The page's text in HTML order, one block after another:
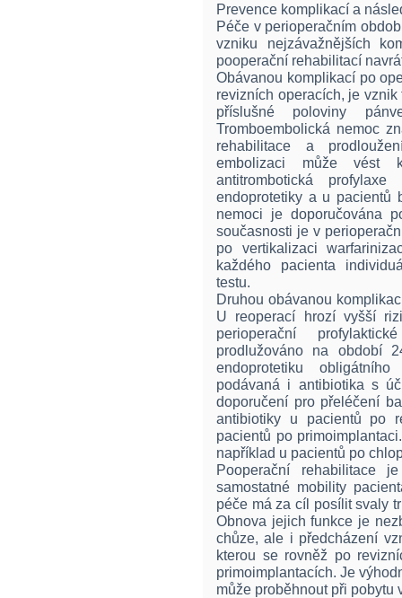
Prevence komplikací a
Péče v perioperačním
vzniku nejzávažnějších
pooperační rehabilitací
Obávanou komplikací po
revizních operacích, je
příslušné poloviny
Tromboembolická nemoc
rehabilitace a
embolizaci může vést
antitrombotická
endoprotetiky a u pacientů
nemoci je doporučována
současnosti je v
po vertikalizaci
každého pacienta
testu.
Druhou obávanou
U reoperací hrozí vyšší
perioperační
prodlužováno na období
endoprotetiku
podávaná i antibiotika s
doporučení pro přeléčení
antibiotiky u pacientů po
pacientů po
například u pacientů po
Pooperační rehabilitace
samostatné mobility
péče má za cíl posílit svaly
Obnova jejich funkce je
chůze, ale i předcházení
kterou se rovněž po
primoimplantacích. Je
může proběhnout při pobytu